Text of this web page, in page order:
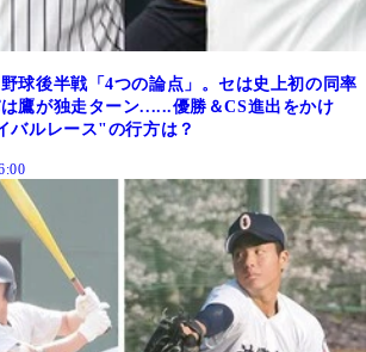
球後半戦「4つの論点」。セは史上初の同率
鷹が独走ターン......優勝＆CS進出をかけ
バルレース"の行方は？